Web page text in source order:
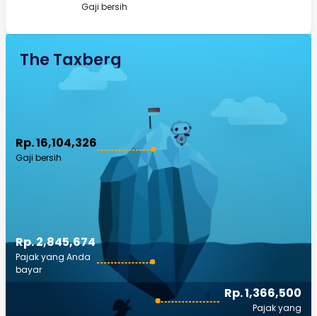
Gaji bersih
The Taxberg
Rp. 16,104,326
Gaji bersih
Rp. 1,366,500
Pajak yang
Rp. 2,845,674
Pajak yang Anda
bayar